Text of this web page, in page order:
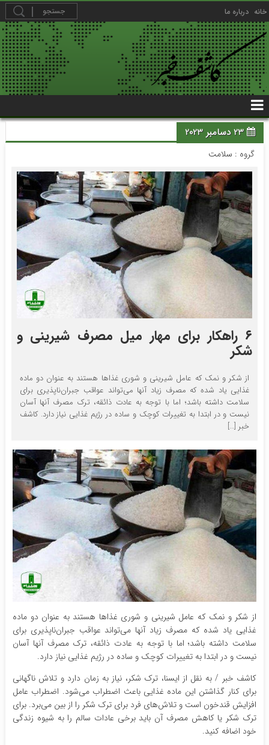
خانه درباره ما
23 دسامبر 2023
گروه : سلامت
۶ راهکار برای مهار میل مصرف شیرینی و
شکر
از شکر و نمک که عامل شیرینی و شوری غذاها هستند به عنوان دو ماده
غذایی یاد شده که مصرف زیاد آنها می‌تواند عواقب جبران‌ناپذیری برای
سلامت داشته باشد؛ اما با توجه به عادت ذائقه، ترک مصرف آنها آسان
نیست و در ابتدا به تغییرات کوچک و ساده در رژیم غذایی نیاز دارد. کاشف
خبر […]
از شکر و نمک که عامل شیرینی و شوری غذاها هستند به عنوان دو ماده
غذایی یاد شده که مصرف زیاد آنها می‌تواند عواقب جبران‌ناپذیری برای
سلامت داشته باشد؛ اما با توجه به عادت ذائقه، ترک مصرف آنها آسان
نیست و در ابتدا به تغییرات کوچک و ساده در رژیم غذایی نیاز دارد.
کاشف خبر / به نقل از ایسنا، ترک شکر، نیاز به زمان دارد و تلاش ناگهانی
برای کنار گذاشتن این ماده غذایی باعث اضطراب می‌شود. اضطراب عامل
افزایش قندخون است و تلاش‌های فرد برای ترک شکر را از بین می‌برد. برای
ترک شکر یا کاهش مصرف آن باید برخی عادات سالم را به شیوه زندگی
خود اضافه کنید.